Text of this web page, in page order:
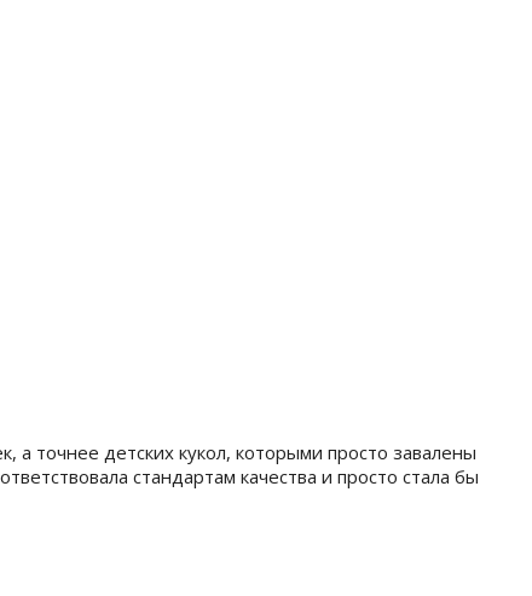
а точнее детских кукол, которыми просто завалены
стандартам качества и просто стала бы